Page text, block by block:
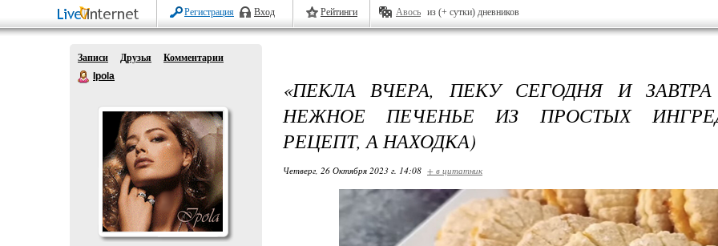
Регистрация Вход Рейтинги Авось из (+ сутки) дневников
Записи Друзья
Комментарии
Ipola
«ПЕКЛА ВЧЕРА, ПЕКУ СЕГОДНЯ И
НЕЖНОЕ ПЕЧЕНЬЕ ИЗ ПРОСТЫХ
РЕЦЕПТ, А НАХОДКА)
Четверг, 26 Октября 2023 г. 14:08 + в цитатник